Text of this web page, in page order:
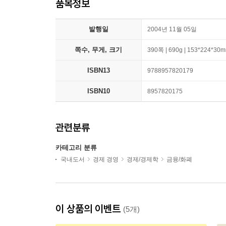
품목정보
발행일 2004년 11월 05일
쪽수, 무게, 크기 390쪽 | 690g |
ISBN13 9788957820179
ISBN10 8957820175
관련분류
카테고리 분류
국내도서 경제 경영 경제/경제학 금융/화폐
이 상품의 이벤트 (5개)